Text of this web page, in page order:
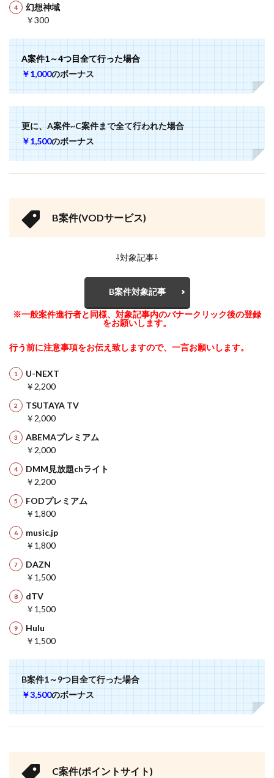
幻想神域
￥300
A案件1～4つ目全て行った場合
￥1,000のボーナス
更に、A案件~C案件まで全て行われた場合
￥1,500のボーナス
B案件(VODサービス)
⇩対象記事⇩
B案件対象記事
※一般案件進行者と同様、対象記事内のバナークリック後の登録
をお願いします。
行う前に注意事項をお伝え致しますので、一言お願いします。
U-NEXT
￥2,200
TSUTAYA TV
￥2,000
ABEMAプレミアム
￥2,000
DMM見放題chライト
￥2,200
FODプレミアム
￥1,800
music.jp
￥1,800
DAZN
￥1,500
dTV
￥1,500
Hulu
￥1,500
B案件1～9つ目全て行った場合
￥3,500のボーナス
C案件(ポイントサイト)